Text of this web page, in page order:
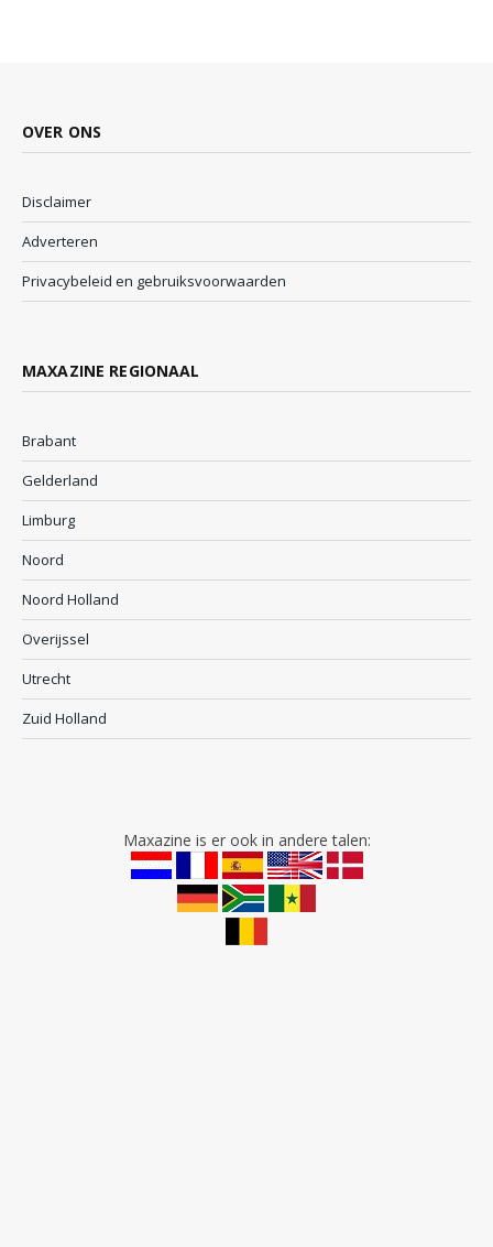
OVER ONS
Disclaimer
Adverteren
Privacybeleid en gebruiksvoorwaarden
MAXAZINE REGIONAAL
Brabant
Gelderland
Limburg
Noord
Noord Holland
Overijssel
Utrecht
Zuid Holland
Maxazine is er ook in andere talen: